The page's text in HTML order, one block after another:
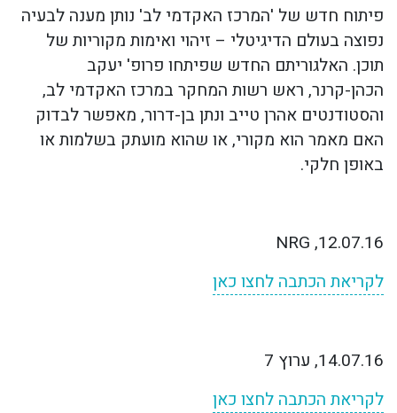
פיתוח חדש של 'המרכז האקדמי לב' נותן מענה לבעיה
נפוצה בעולם הדיגיטלי – זיהוי ואימות מקוריות של
תוכן. האלגוריתם החדש שפיתחו פרופ' יעקב
הכהן-קרנר, ראש רשות המחקר במרכז האקדמי לב,
והסטודנטים אהרן טייב ונתן בן-דרור, מאפשר לבדוק
האם מאמר הוא מקורי, או שהוא מועתק בשלמות או
באופן חלקי.
12.07.16, NRG
לקריאת הכתבה לחצו כאן
14.07.16, ערוץ 7
לקריאת הכתבה לחצו כאן